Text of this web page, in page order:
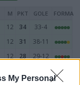
My Personal
M PKT GOLE FORMA
12 34
33-4
12 31
38-11
12 28
29-12